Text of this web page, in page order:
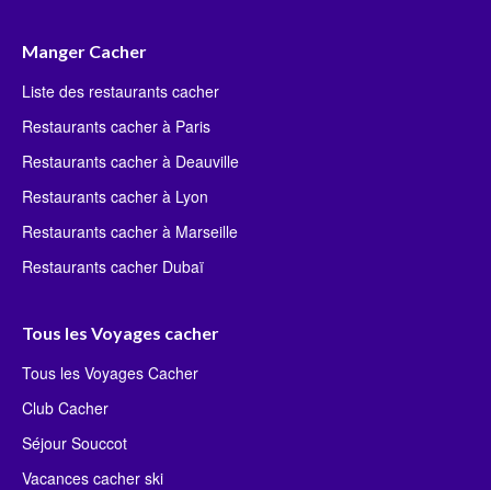
Manger Cacher
Liste des restaurants cacher
Restaurants cacher à Paris
Restaurants cacher à Deauville
Restaurants cacher à Lyon
Restaurants cacher à Marseille
Restaurants cacher Dubaï
Tous les Voyages cacher
Tous les Voyages Cacher
Club Cacher
Séjour Souccot
Vacances cacher ski